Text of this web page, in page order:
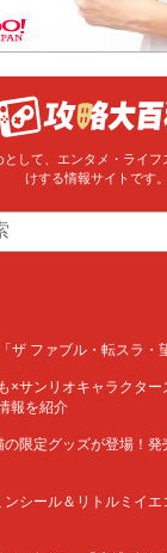
して、エンタメ・ライ
けする情報サイトです。
ザ ファブル・転スラ・
×サンリオキャラクタ
報を紹介
限定グッズが登場！発
ンシール＆リトルミイ